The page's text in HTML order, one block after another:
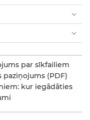
par sīkfailiem
paziņojums (PDF)
kur iegādāties